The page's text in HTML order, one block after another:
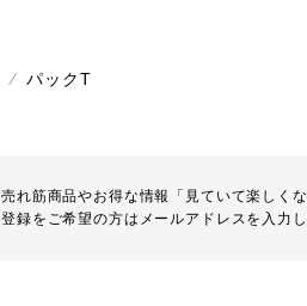
⁄ パックT
売れ筋商品やお得な情報「見ていて楽しく
登録をご希望の方はメールアドレスを入力